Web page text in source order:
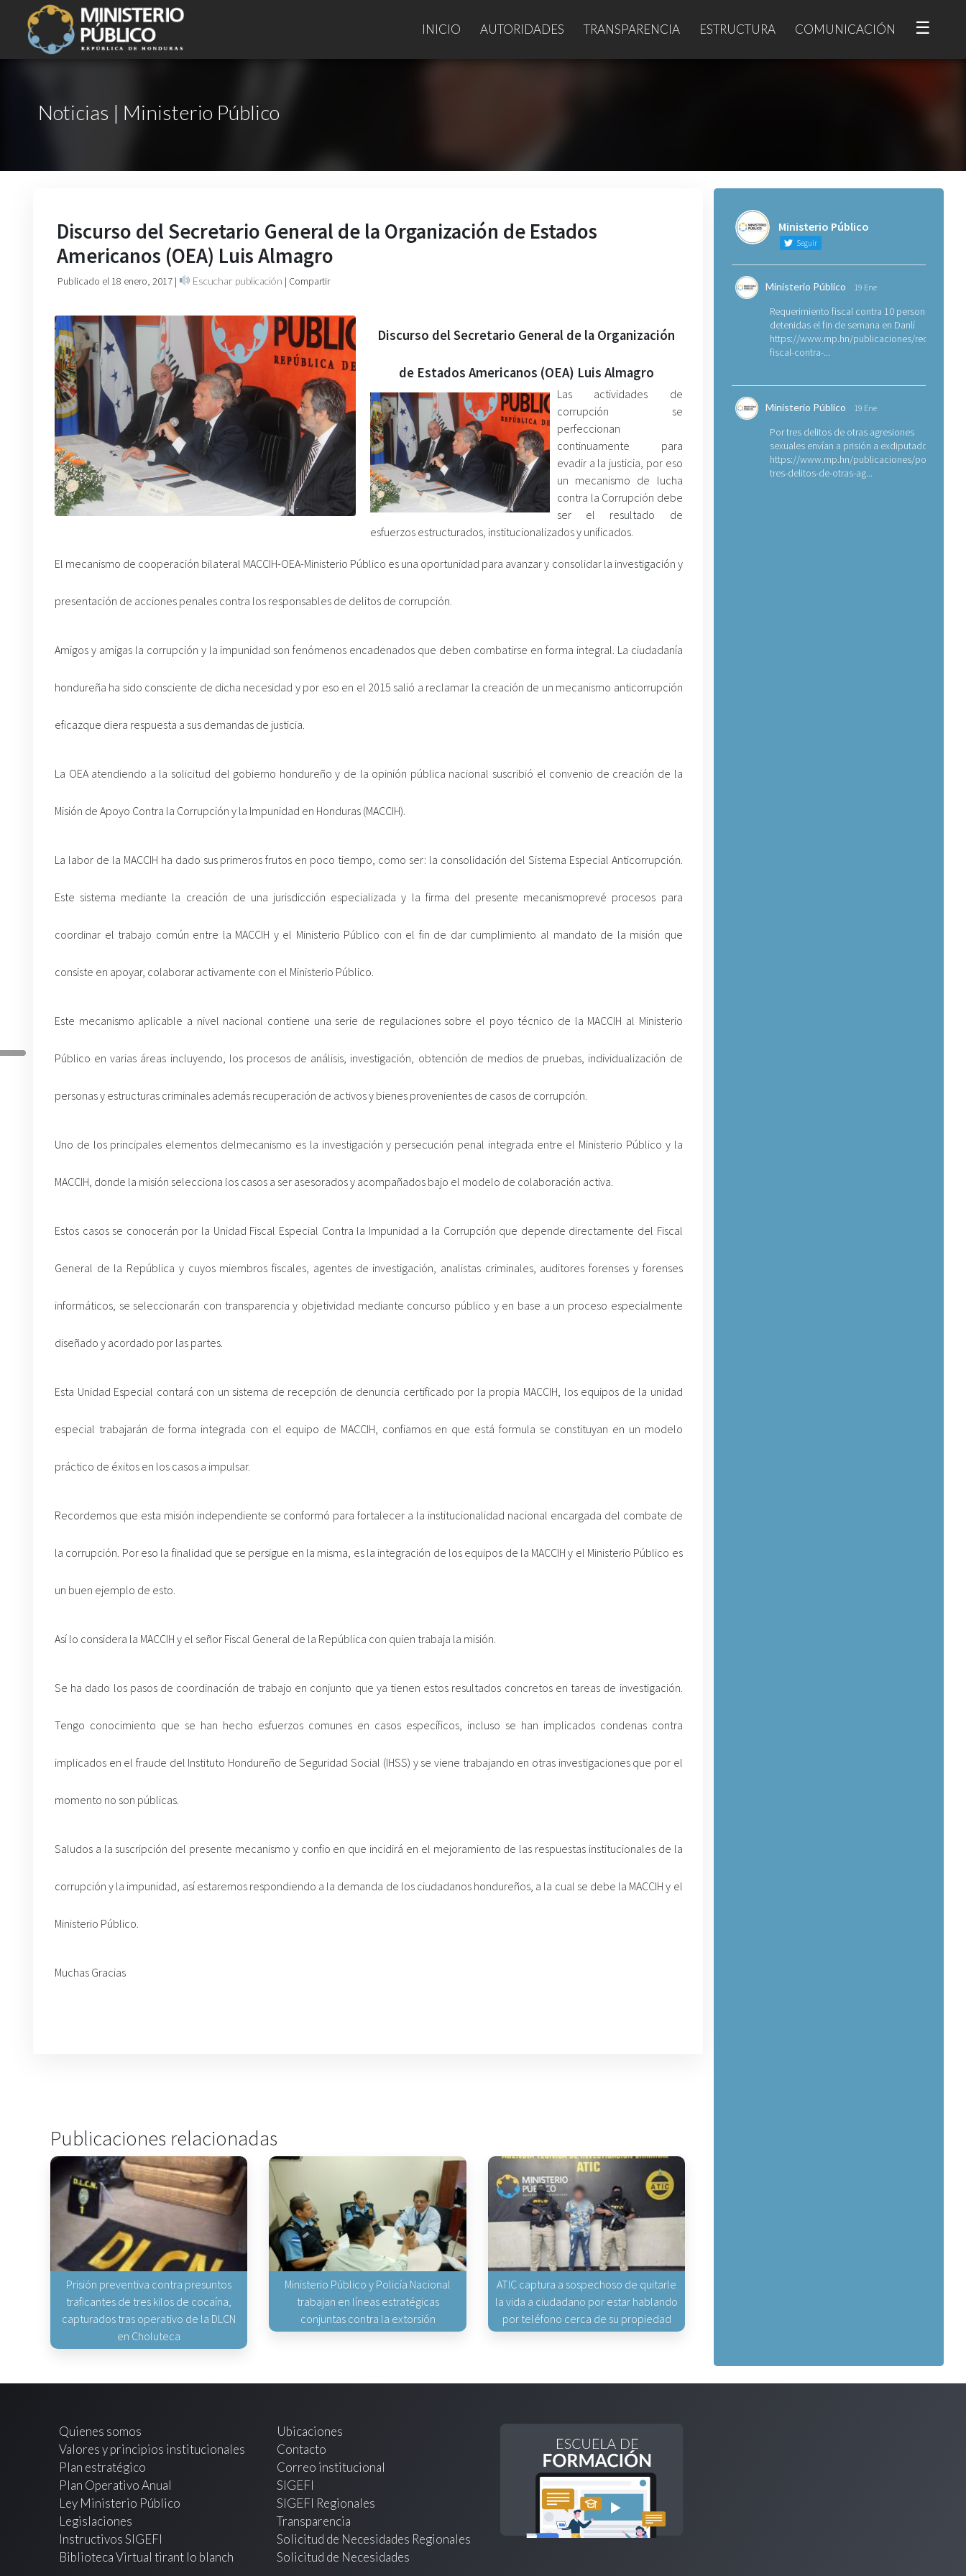
INICIO AUTORIDADES TRANSPARENCIA ESTRUCTURA COMUNICACIÓN ☰
Noticias | Ministerio Público
Discurso del Secretario General de la Organización de Estados
Americanos (OEA) Luis Almagro
Publicado el 18 enero, 2017 | Escuchar publicación | Compartir
Discurso del Secretario General de la Organización
de Estados Americanos (OEA) Luis Almagro
Las actividades de
corrupción se
perfeccionan
continuamente para
evadir a la justicia, por eso
un mecanismo de lucha
contra la Corrupción debe
ser el resultado de
esfuerzos estructurados, institucionalizados y unificados.
El mecanismo de cooperación bilateral MACCIH-OEA-Ministerio Público es una oportunidad para avanzar y consolidar la investigación y
presentación de acciones penales contra los responsables de delitos de corrupción.
Amigos y amigas la corrupción y la impunidad son fenómenos encadenados que deben combatirse en forma integral. La ciudadanía
hondureña ha sido consciente de dicha necesidad y por eso en el 2015 salió a reclamar la creación de un mecanismo anticorrupción
eficazque diera respuesta a sus demandas de justicia.
La OEA atendiendo a la solicitud del gobierno hondureño y de la opinión pública nacional suscribió el convenio de creación de la
Misión de Apoyo Contra la Corrupción y la Impunidad en Honduras (MACCIH).
La labor de la MACCIH ha dado sus primeros frutos en poco tiempo, como ser: la consolidación del Sistema Especial Anticorrupción.
Este sistema mediante la creación de una jurisdicción especializada y la firma del presente mecanismoprevé procesos para
coordinar el trabajo común entre la MACCIH y el Ministerio Público con el fin de dar cumplimiento al mandato de la misión que
consiste en apoyar, colaborar activamente con el Ministerio Público.
Este mecanismo aplicable a nivel nacional contiene una serie de regulaciones sobre el poyo técnico de la MACCIH al Ministerio
Público en varias áreas incluyendo, los procesos de análisis, investigación, obtención de medios de pruebas, individualización de
personas y estructuras criminales además recuperación de activos y bienes provenientes de casos de corrupción.
Uno de los principales elementos delmecanismo es la investigación y persecución penal integrada entre el Ministerio Público y la
MACCIH, donde la misión selecciona los casos a ser asesorados y acompañados bajo el modelo de colaboración activa.
Estos casos se conocerán por la Unidad Fiscal Especial Contra la Impunidad a la Corrupción que depende directamente del Fiscal
General de la República y cuyos miembros fiscales, agentes de investigación, analistas criminales, auditores forenses y forenses
informáticos, se seleccionarán con transparencia y objetividad mediante concurso público y en base a un proceso especialmente
diseñado y acordado por las partes.
Esta Unidad Especial contará con un sistema de recepción de denuncia certificado por la propia MACCIH, los equipos de la unidad
especial trabajarán de forma integrada con el equipo de MACCIH, confiamos en que está formula se constituyan en un modelo
práctico de éxitos en los casos a impulsar.
Recordemos que esta misión independiente se conformó para fortalecer a la institucionalidad nacional encargada del combate de
la corrupción. Por eso la finalidad que se persigue en la misma, es la integración de los equipos de la MACCIH y el Ministerio Público es
un buen ejemplo de esto.
Así lo considera la MACCIH y el señor Fiscal General de la República con quien trabaja la misión.
Se ha dado los pasos de coordinación de trabajo en conjunto que ya tienen estos resultados concretos en tareas de investigación.
Tengo conocimiento que se han hecho esfuerzos comunes en casos específicos, incluso se han implicados condenas contra
implicados en el fraude del Instituto Hondureño de Seguridad Social (IHSS) y se viene trabajando en otras investigaciones que por el
momento no son públicas.
Saludos a la suscripción del presente mecanismo y confio en que incidirá en el mejoramiento de las respuestas institucionales de la
corrupción y la impunidad, así estaremos respondiendo a la demanda de los ciudadanos hondureños, a la cual se debe la MACCIH y el
Ministerio Público.
Muchas Gracias
Publicaciones relacionadas
Prisión preventiva contra presuntos
traficantes de tres kilos de cocaína,
capturados tras operativo de la DLCN
en Choluteca
Ministerio Público y Policía Nacional
trabajan en líneas estratégicas
conjuntas contra la extorsión
ATIC captura a sospechoso de quitarle
la vida a ciudadano por estar hablando
por teléfono cerca de su propiedad
Ministerio Público
Seguir
Ministerio Público 19 Ene
Requerimiento fiscal contra 10 personas
detenidas el fin de semana en Danlí
https://www.mp.hn/publicaciones/
fiscal-contra-...
Ministerio Público 19 Ene
Por tres delitos de otras agresiones
sexuales envían a prisión a exdiputado
https://www.mp.hn/publicaciones/por-
tres-delitos-de-otras-ag...
Quienes somos
Valores y principios institucionales
Plan estratégico
Plan Operativo Anual
Ley Ministerio Público
Legislaciones
Instructivos SIGEFI
Biblioteca Virtual tirant lo blanch
Ubicaciones
Contacto
Correo institucional
SIGEFI
SIGEFI Regionales
Transparencia
Solicitud de Necesidades Regionales
Solicitud de Necesidades